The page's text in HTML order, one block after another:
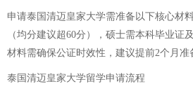
申请泰国清迈皇家大学需准备以下核心材
（均分建议超60分），硕士需本科毕业
材料需确保公证时效性，建议提前2个月准
泰国清迈皇家大学留学申请流程